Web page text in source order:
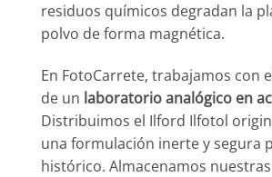
residuos químicos degradan la
polvo de forma magnética.
En FotoCarrete, trabajamos con
de un laboratorio analógico en
Distribuimos el Ilford Ilfotol
una formulación inerte y segura
histórico. Almacenamos